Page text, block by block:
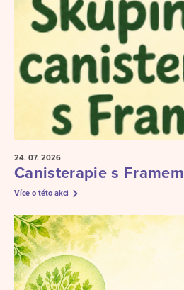
24. 07. 2026
Canisterapie s Framem
Více o této akci